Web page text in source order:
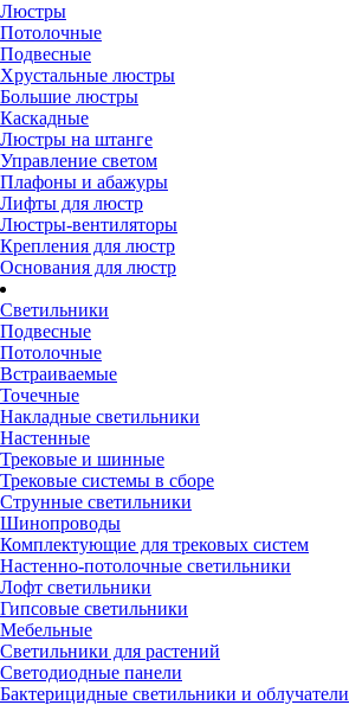
Люстры
Потолочные
Подвесные
Хрустальные люстры
Большие люстры
Каскадные
Люстры на штанге
Управление светом
Плафоны и абажуры
Лифты для люстр
Люстры-вентиляторы
Крепления для люстр
Основания для люстр
Светильники
Подвесные
Потолочные
Встраиваемые
Точечные
Накладные светильники
Настенные
Трековые и шинные
Трековые системы в сборе
Струнные светильники
Шинопроводы
Комплектующие для трековых систем
Настенно-потолочные светильники
Лофт светильники
Гипсовые светильники
Мебельные
Светильники для растений
Светодиодные панели
Бактерицидные светильники и облучатели